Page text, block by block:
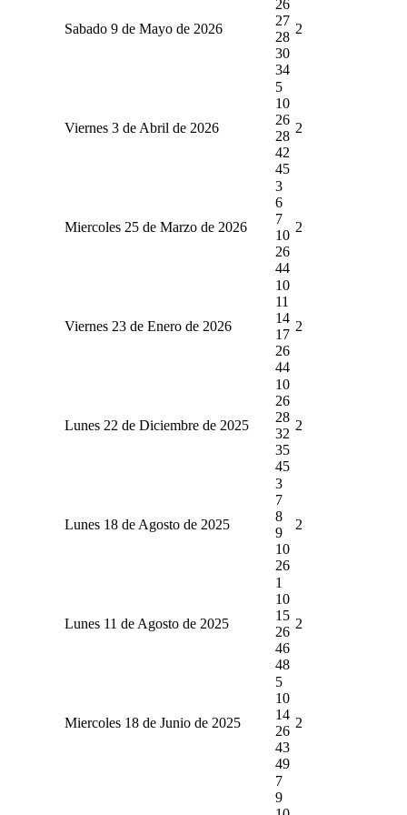
Sabado 9 de Mayo de 2026
26
27
28
30
34
2
Viernes 3 de Abril de 2026
5
10
26
28
42
45
2
Miercoles 25 de Marzo de 2026
3
6
7
10
26
44
2
Viernes 23 de Enero de 2026
10
11
14
17
26
44
2
Lunes 22 de Diciembre de 2025
10
26
28
32
35
45
2
Lunes 18 de Agosto de 2025
3
7
8
9
10
26
2
Lunes 11 de Agosto de 2025
1
10
15
26
46
48
2
Miercoles 18 de Junio de 2025
5
10
14
26
43
49
2
7
9